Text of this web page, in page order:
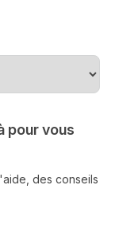
pour vous
des conseils